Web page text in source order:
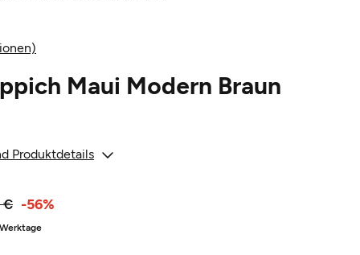
Maui Modern Braun
Produktdetails
€ -56%